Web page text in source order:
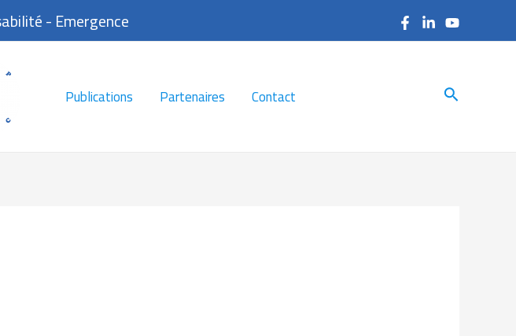
- Emergence
Publications Partenaires Contact Search